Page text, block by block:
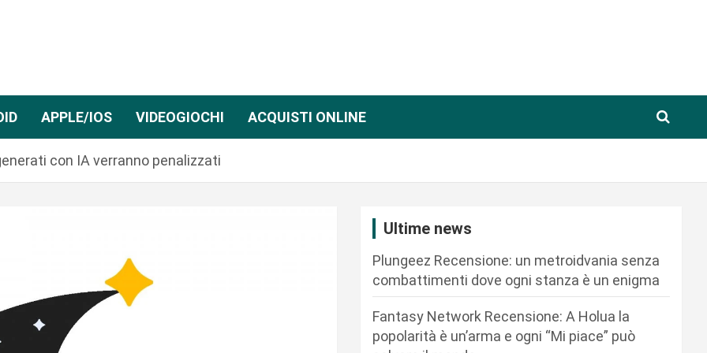
APPLE/IOS VIDEOGIOCHI ACQUISTI ONLINE
con IA verranno penalizzati
Ultime news
Plungeez Recensione: un metroidvania senza
combattimenti dove ogni stanza è un enigma
Fantasy Network Recensione: A Holua la
popolarità è un’arma e ogni “Mi piace” può